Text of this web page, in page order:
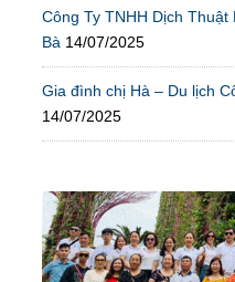
Công Ty TNHH Dịch
Bà 14/07/2025
Gia đình chị Hà – Du lịch
14/07/2025